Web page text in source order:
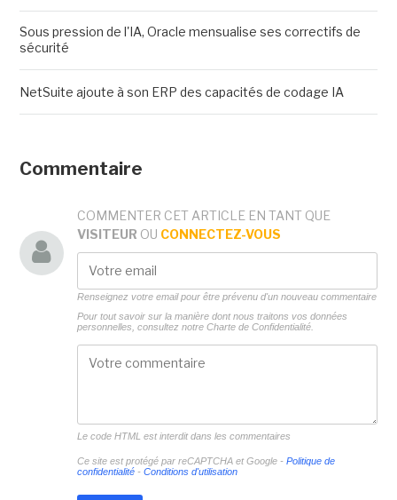
Sous pression de l'IA, Oracle mensualise ses correctifs de
sécurité
NetSuite ajoute à son ERP des capacités de codage IA
Commentaire
COMMENTER CET ARTICLE EN TANT QUE
VISITEUR OU CONNECTEZ-VOUS
Renseignez votre email pour être prévenu d'un nouveau commentaire
Pour tout savoir sur la manière dont nous traitons vos données
personnelles, consultez notre Charte de Confidentialité.
Le code HTML est interdit dans les commentaires
Ce site est protégé par reCAPTCHA et Google - Politique de
confidentialité- Conditions d'utilisation